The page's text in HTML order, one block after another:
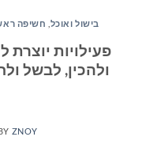
בישול ואוכל חשיפה
פעילויות
ולהכין, לבשל
ZNOY